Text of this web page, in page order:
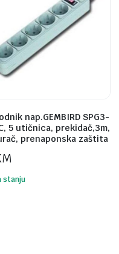
nap.GEMBIRD SPG3-
5 utičnica, prekidač,3m,
prenaponska zaštita
stanju